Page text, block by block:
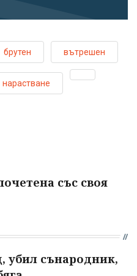
брутен вътрешен
нарастване
със своя
убил сънародник,